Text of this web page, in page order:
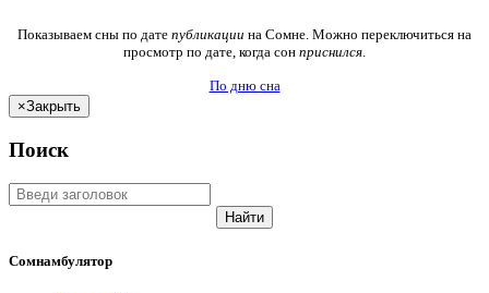
Показываем сны по дате публикации на Сомне. Можно переключиться на
просмотр по дате, когда сон приснился.
По дню сна
×Закрыть
Поиск
Найти
Сомнамбулятор